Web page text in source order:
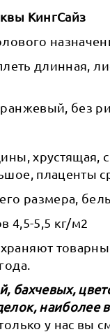
КингСайз
длинная,
без
хрустящая,
плаценты
размера,
4,5-5,5 кг/м2
бахчевых,
наиболее
у нас вы